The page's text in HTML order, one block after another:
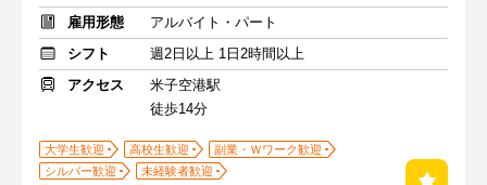
雇用形態
アルバイト・パート
シフト
週2日以上 1日2時間以上
アクセス
米子空港駅
徒歩14分
大学生歓迎 高校生歓迎
副業・Ｗワーク歓迎
シルバー歓迎
未経験者歓迎